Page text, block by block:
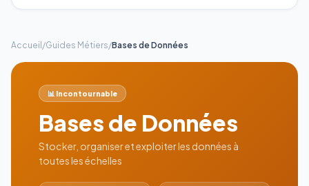
Accueil /Guides Métiers/Bases de Données
📊 Incontournable
Bases de Données
Stocker, organiser et exploiter les données à
toutes les échelles